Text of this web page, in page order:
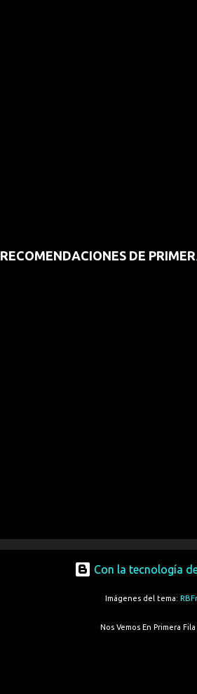
RECOMENDACIONES DE
Con la tecnología
Imágenes del tema:
Nos Vemos En Primera Fila